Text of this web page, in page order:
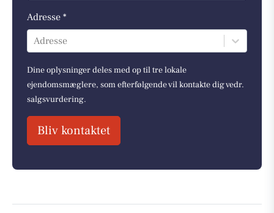
Adresse *
Adresse
Dine oplysninger deles med op til tre lokale
ejendomsmæglere, som efterfølgende vil kontakte dig vedr.
salgsvurdering.
Bliv kontaktet